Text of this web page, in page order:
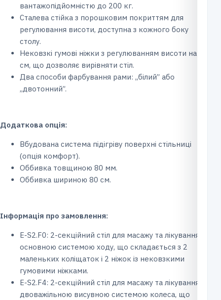
вантажопідйомністю до 200 кг.
Сталева стійка з порошковим покриттям для
регулювання висоти, доступна з кожного боку
столу.
Нековзкі гумові ніжки з регулюванням висоти на 1
см, що дозволяє вирівняти стіл.
Два способи фарбування рами: ,,білий” або
,,двотонний”.
Додаткова опція:
Вбудована система підігріву поверхні стільниці
(опція комфорт).
Оббивка товщиною 80 мм.
Оббивка шириною 80 см.
Інформація про замовлення:
Е-S2.F0: 2-секційний стіл для масажу та лікування з
основною системою ходу, що складається з 2
маленьких коліщаток і 2 ніжок із нековзкими
гумовими ніжками.
Е-S2.F4: 2-секційний стіл для масажу та лікування з
двоважільною висувною системою колеса, що